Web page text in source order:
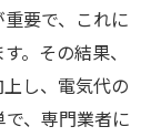
要で、これに
。その結果、
し、電気代の
、専門業者に